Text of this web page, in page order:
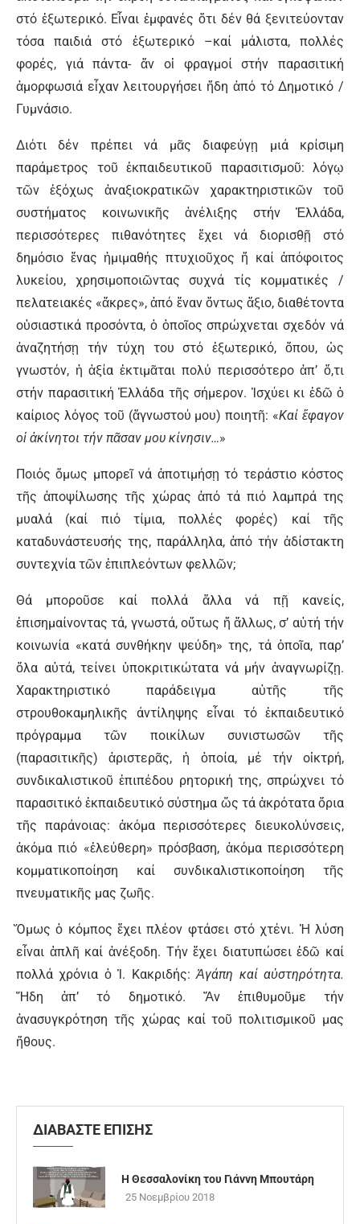
στό ἐξωτερικό. Εἶναι ἐμφανές ὅτι δέν θά ξενιτεύονταν
τόσα παιδιά στό ἐξωτερικό –καί μάλιστα, πολλές
φορές, γιά πάντα- ἄν οἱ φραγμοί στήν παρασιτική
ἀμορφωσιά εἶχαν λειτουργήσει ἤδη ἀπό τό Δημοτικό /
Γυμνάσιο.
Διότι δέν πρέπει νά μᾶς διαφεύγῃ μιά κρίσιμη
παράμετρος τοῦ ἐκπαιδευτικοῦ παρασιτισμοῦ: λόγῳ
τῶν ἐξόχως ἀναξιοκρατικῶν χαρακτηριστικῶν τοῦ
συστήματος κοινωνικῆς ἀνέλιξης στήν Ἑλλάδα,
περισσότερες πιθανότητες ἔχει νά διορισθῇ στό
δημόσιο ἕνας ἡμιμαθής πτυχιοῦχος ἤ καί ἀπόφοιτος
λυκείου, χρησιμοποιῶντας συχνά τίς κομματικές /
πελατειακές «ἄκρες», ἀπό ἕναν ὄντως ἄξιο, διαθέτοντα
οὐσιαστικά προσόντα, ὁ ὁποῖος σπρώχνεται σχεδόν νά
ἀναζητήσῃ τήν τύχη του στό ἐξωτερικό, ὅπου, ὡς
γνωστόν, ἡ ἀξία ἐκτιμᾶται πολύ περισσότερο ἀπ’ ὅ,τι
στήν παρασιτική Ἑλλάδα τῆς σήμερον. Ἰσχύει κι ἐδῶ ὁ
καίριος λόγος τοῦ (ἄγνωστού μου) ποιητῆ: «Καί ἔφαγον
οἱ ἀκίνητοι τήν πᾶσαν μου κίνησιν…»
Ποιός ὅμως μπορεῖ νά ἀποτιμήσῃ τό τεράστιο κόστος
τῆς ἀποψίλωσης τῆς χώρας ἀπό τά πιό λαμπρά της
μυαλά (καί πιό τίμια, πολλές φορές) καί τῆς
καταδυνάστευσής της, παράλληλα, ἀπό τήν ἀδίστακτη
συντεχνία τῶν ἐπιπλεόντων φελλῶν;
Θά μποροῦσε καί πολλά ἄλλα νά πῇ κανείς,
ἐπισημαίνοντας τά, γνωστά, οὕτως ἤ ἄλλως, σ’ αὐτή τήν
κοινωνία «κατά συνθήκην ψεύδη» της, τά ὁποῖα, παρ’
ὅλα αὐτά, τείνει ὑποκριτικώτατα νά μήν ἀναγνωρίζῃ.
Χαρακτηριστικό παράδειγμα αὐτῆς τῆς
στρουθοκαμηλικῆς άντίληψης εἶναι τό ἐκπαιδευτικό
πρόγραμμα τῶν ποικίλων συνιστωσῶν τῆς
(παρασιτικῆς) ἀριστερᾶς, ἡ ὁποία, μέ τήν οἰκτρή,
συνδικαλιστικοῦ ἐπιπέδου ρητορική της, σπρώχνει τό
παρασιτικό ἐκπαιδευτικό σύστημα ὥς τά ἀκρότατα ὅρια
τῆς παράνοιας: ἀκόμα περισσότερες διευκολύνσεις,
ἀκόμα πιό «ἐλεύθερη» πρόσβαση, ἀκόμα περισσότερη
κομματικοποίηση καί συνδικαλιστικοποίηση τῆς
πνευματικῆς μας ζωῆς.
Ὅμως ὁ κόμπος ἔχει πλέον φτάσει στό χτένι. Ἡ λύση
εἶναι ἁπλῆ καί ἀνέξοδη. Τήν ἔχει διατυπώσει ἐδῶ καί
πολλά χρόνια ὁ Ἰ. Κακριδής:Ἀγάπη καί αὐστηρότητα.
Ἤδη ἀπ’ τό δημοτικό. Ἄν ἐπιθυμοῦμε τήν
ἀνασυγκρότηση τῆς χώρας καί τοῦ πολιτισμικοῦ μας
ἤθους.
ΔΙΑΒΑΣΤΕ ΕΠΙΣΗΣ
Η Θεσσαλονίκη του Γιάννη Μπουτάρη
25 Νοεμβρίου 2018